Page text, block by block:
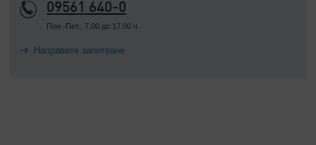
09561 640-0
Пон.-Пет., 7.00 до 17.00 ч.
Направете запитване